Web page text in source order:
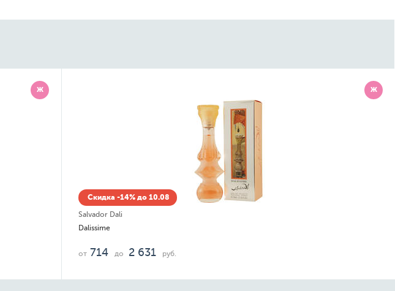
Ж Ж
Скидка -14% до 10.08
Salvador Dali
Dalissime
от 714 до 2 631 руб.